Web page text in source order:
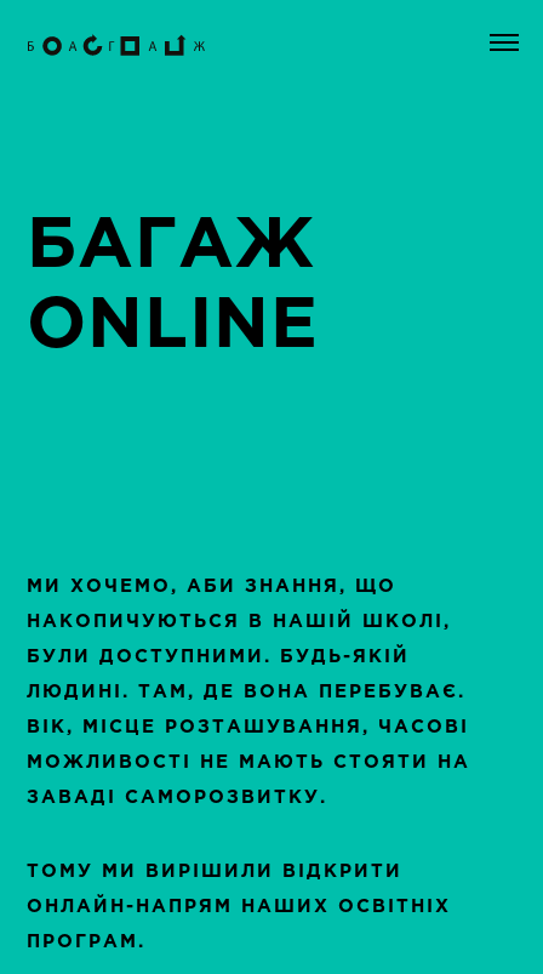
БАГАЖ
ONLINE
МИ ХОЧЕМО, АБИ ЗНАННЯ, ЩО
НАКОПИЧУЮТЬСЯ В НАШІЙ ШКОЛІ,
БУЛИ ДОСТУПНИМИ. БУДЬ-ЯКІЙ
ЛЮДИНІ. ТАМ, ДЕ ВОНА ПЕРЕБУВАЄ.
ВІК, МІСЦЕ РОЗТАШУВАННЯ, ЧАСОВІ
МОЖЛИВОСТІ НЕ МАЮТЬ СТОЯТИ НА
ЗАВАДІ САМОРОЗВИТКУ.
ТОМУ МИ ВИРІШИЛИ ВІДКРИТИ
ОНЛАЙН-НАПРЯМ НАШИХ ОСВІТНІХ
ПРОГРАМ.